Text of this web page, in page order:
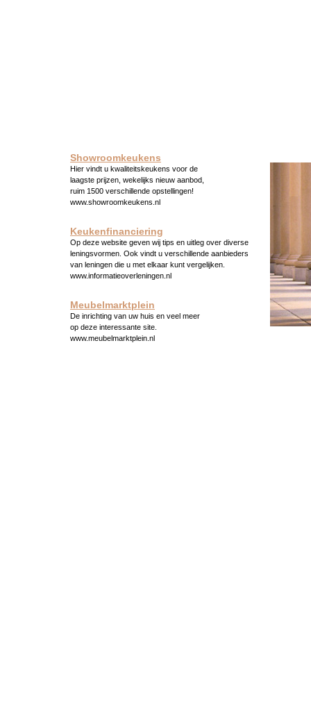
Showroomkeukens
Hier vindt u kwaliteitskeukens voor de
laagste prijzen, wekelijks nieuw aanbod,
ruim 1500 verschillende opstellingen!
www.showroomkeukens.nl
Keukenfinanciering
Op deze website geven wij tips en uitleg over diverse
leningsvormen. Ook vindt u verschillende aanbieders
van leningen die u met elkaar kunt vergelijken.
www.informatieoverleningen.nl
Meubelmarktplein
De inrichting van uw huis en veel meer
op deze interessante site.
www.meubelmarktplein.nl